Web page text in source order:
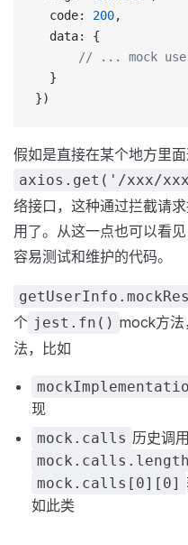
  code:
200,
  data: {
// ... mock
  }
})
假如是直接在某个地方里
axios.get('/xxx/
络接口，这种通过拦截请
用了。从这一点也可以看
容易测试和维护的代码。
个 jest.fn() mock方法
法，比如
现
mock.calls 历史调
mock.calls.length
mock.calls[0][0]
如此类